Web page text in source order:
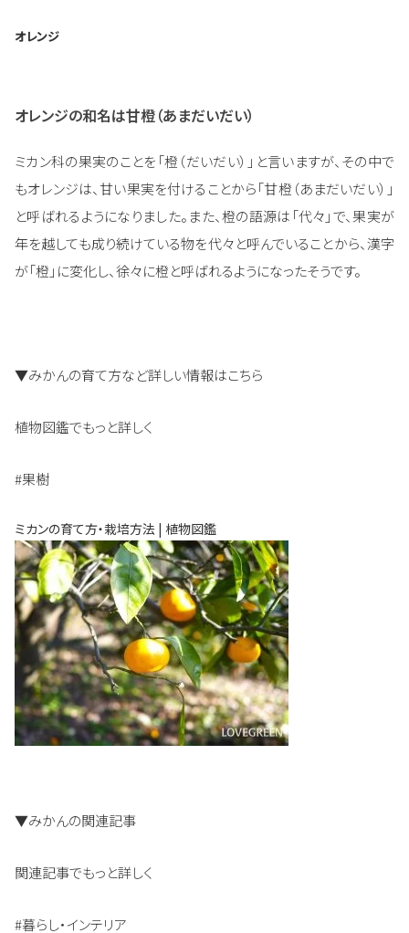
オレンジ
オレンジの和名は甘橙（あまだいだい）
ミカン科の果実のことを「橙（だいだい）」と言いますが、その中で
もオレンジは、甘い果実を付けることから「甘橙（あまだいだい）」
と呼ばれるようになりました。また、橙の語源は「代々」で、果実が
年を越しても成り続けている物を代々と呼んでいることから、漢字
が「橙」に変化し、徐々に橙と呼ばれるようになったそうです。
▼みかんの育て方など詳しい情報はこちら
植物図鑑でもっと詳しく
#果樹
ミカンの育て方・栽培方法 | 植物図鑑
▼みかんの関連記事
関連記事でもっと詳しく
#暮らし・インテリア